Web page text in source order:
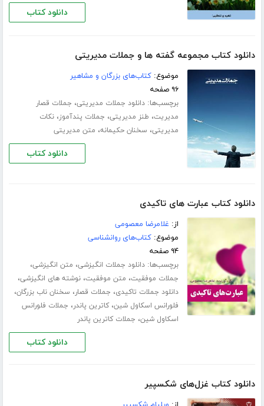
دانلود کتاب
دانلود کتاب مجموعه گفته ها و جملات مدیریتی
موضوع:کتاب‌های بزرگان و مشاهیر
۹۶ صفحه
برچسب‌ها:دانلود جملات مدیریتی، جملات قصار
مدیریت، طنز مدیریتی، جملات پندآموز،نکات
مدیریتی، سخنان حکیمانه، متن مدیریتی
دانلود کتاب
دانلود کتاب عبارت های تاکیدی
از: غلامرضا معصومی
موضوع:کتاب‌های روانشناسی
۹۴ صفحه
برچسب‌ها:دانلود جملات انگیزشی، متن انگیزشی،
جملات موفقیت، متن موفقیت،نوشته های انگیزشی،
دانلود جملات تاکیدی، جملات قصار، سخنان ناب بزرگان،
فلورانس اسکاول شین،کاترین پاندر، جملات فلورانس
اسکاول شین، جملات کاترین پاندر
دانلود کتاب
دانلود کتاب غزل‌هاى شکسپیر